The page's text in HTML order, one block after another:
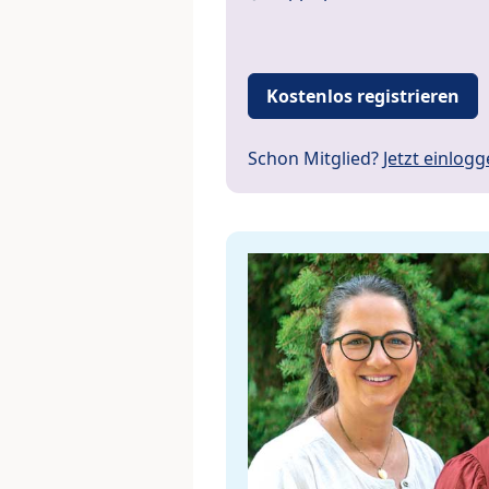
Kostenlos registrieren
Schon Mitglied? Jetzt